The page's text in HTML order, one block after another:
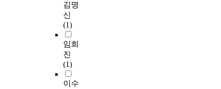
김명
신
(1)
임희
진
(1)
이수